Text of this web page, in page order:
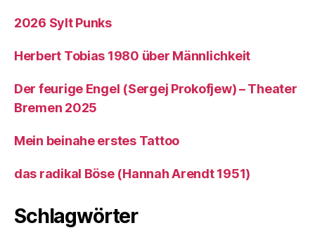
2026 Sylt Punks
Herbert Tobias 1980 über Männlichkeit
Der feurige Engel (Sergej Prokofjew) – Theater
Bremen 2025
Mein beinahe erstes Tattoo
das radikal Böse (Hannah Arendt 1951)
Schlagwörter